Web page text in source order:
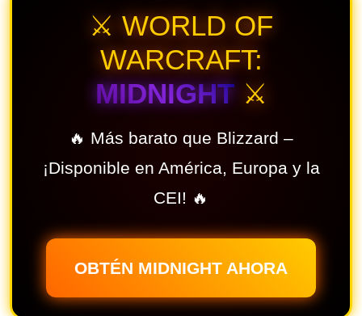
⚔️ WORLD OF
WARCRAFT:
MIDNIGHT⚔️
🔥 Más barato que Blizzard –
¡Disponible en América, Europa y la
CEI! 🔥
OBTÉN MIDNIGHT AHORA